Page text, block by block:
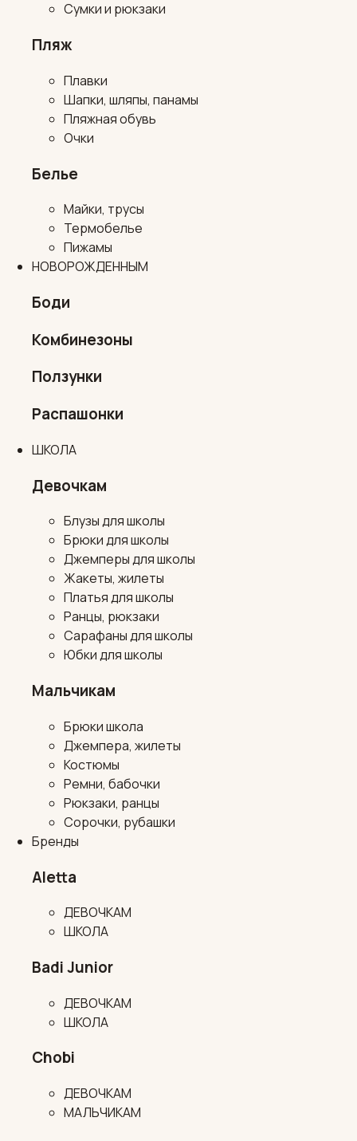
Сумки и рюкзаки
Пляж
Плавки
Шапки, шляпы, панамы
Пляжная обувь
Очки
Белье
Майки, трусы
Термобелье
Пижамы
НОВОРОЖДЕННЫМ
Боди
Комбинезоны
Ползунки
Распашонки
ШКОЛА
Девочкам
Блузы для школы
Брюки для школы
Джемперы для школы
Жакеты, жилеты
Платья для школы
Ранцы, рюкзаки
Сарафаны для школы
Юбки для школы
Мальчикам
Брюки школа
Джемпера, жилеты
Костюмы
Ремни, бабочки
Рюкзаки, ранцы
Сорочки, рубашки
Бренды
Aletta
ДЕВОЧКАМ
ШКОЛА
Badi Junior
ДЕВОЧКАМ
ШКОЛА
Chobi
ДЕВОЧКАМ
МАЛЬЧИКАМ